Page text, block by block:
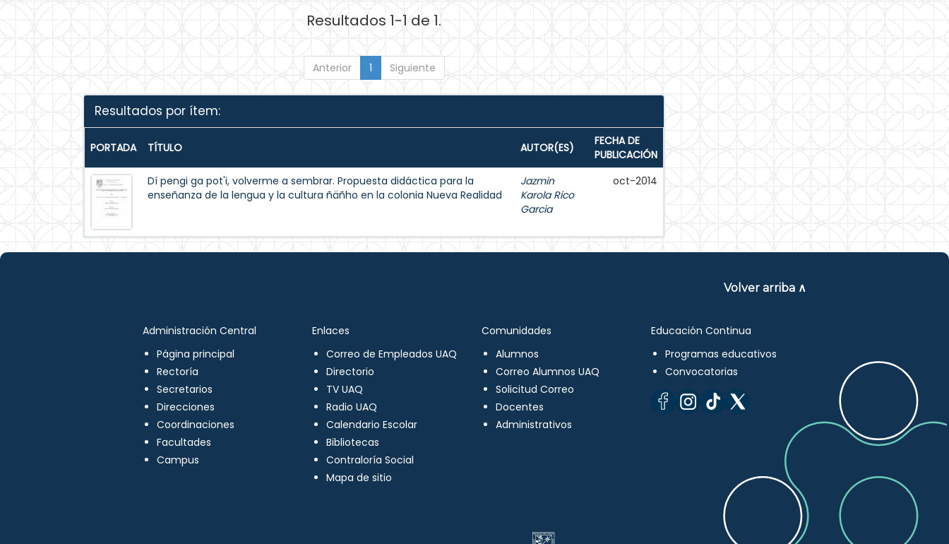
Resultados 1-1 de 1.
Anterior 1 Siguiente
Resultados por ítem:
PORTADA TÍTULO AUTOR(ES)
FECHA DE
PUBLICACIÓN
Dí pengi ga pot'i, volverme a sembrar. Propuesta didáctica para la
enseñanza de la lengua y la cultura ñäñho en la colonia Nueva Realidad
Jazmin
Karola Rico
Garcia
oct-2014
Volver arriba ∧
Administración Central
Página principal
Rectoría
Secretarios
Direcciones
Coordinaciones
Facultades
Campus
Enlaces
Correo de Empleados UAQ
Directorio
TV UAQ
Radio UAQ
Calendario Escolar
Bibliotecas
Contraloría Social
Mapa de sitio
Comunidades
Alumnos
Correo Alumnos UAQ
Solicitud Correo
Docentes
Administrativos
Educación Continua
Programas educativos
Convocatorias